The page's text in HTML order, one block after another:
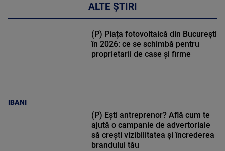
ALTE ȘTIRI
IBANI
(P) Piața fotovoltaică din București
în 2026: ce se schimbă pentru
proprietarii de case și firme
(P) Ești antreprenor? Află cum te
ajută o campanie de advertoriale
să crești vizibilitatea și încrederea
brandului tău